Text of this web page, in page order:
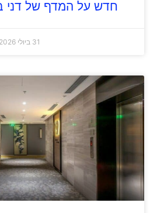
חדש על המדף של דני בר
31 ביולי 2026